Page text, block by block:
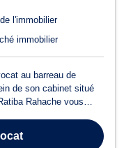
l'immobilier
immobilier
au barreau de
de son cabinet situé
Rahache vous
lors de